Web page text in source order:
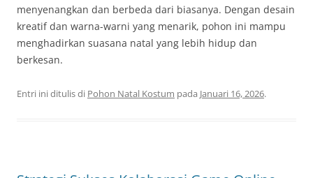
menyenangkan dan berbeda dari biasanya. Dengan desain
kreatif dan warna-warni yang menarik, pohon ini mampu
menghadirkan suasana natal yang lebih hidup dan
berkesan.
Entri ini ditulis di Pohon Natal Kostum pada Januari 16, 2026.